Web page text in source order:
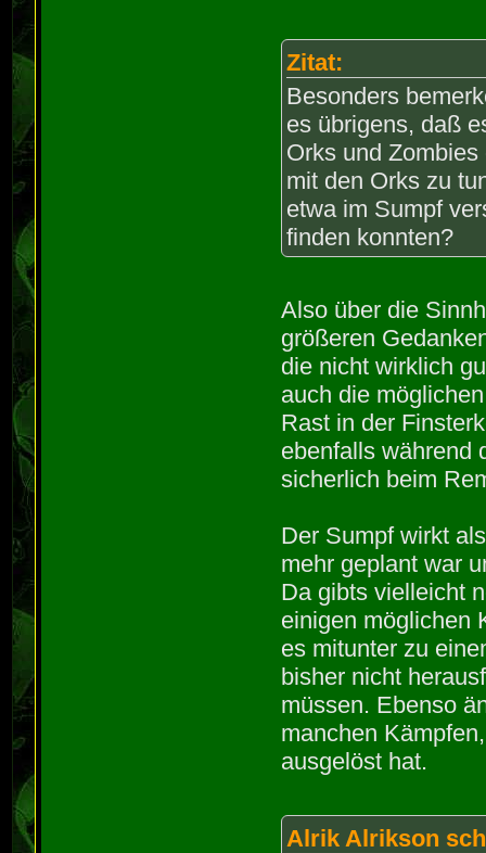
Zitat:
Besonders
es übrigens, daß
Orks und
mit den Orks zu
etwa im Sumpf
finden konnten?
Also über die
größeren
die nicht wirklich
auch die
Rast in der
ebenfalls während
sicherlich beim
Der Sumpf wirkt
mehr geplant war
Da gibts vielleicht
einigen möglichen
es mitunter zu
bisher nicht
müssen. Ebenso
manchen
ausgelöst hat.
Alrik Alrikson